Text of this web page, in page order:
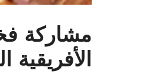
مشاركة
الأفريقية